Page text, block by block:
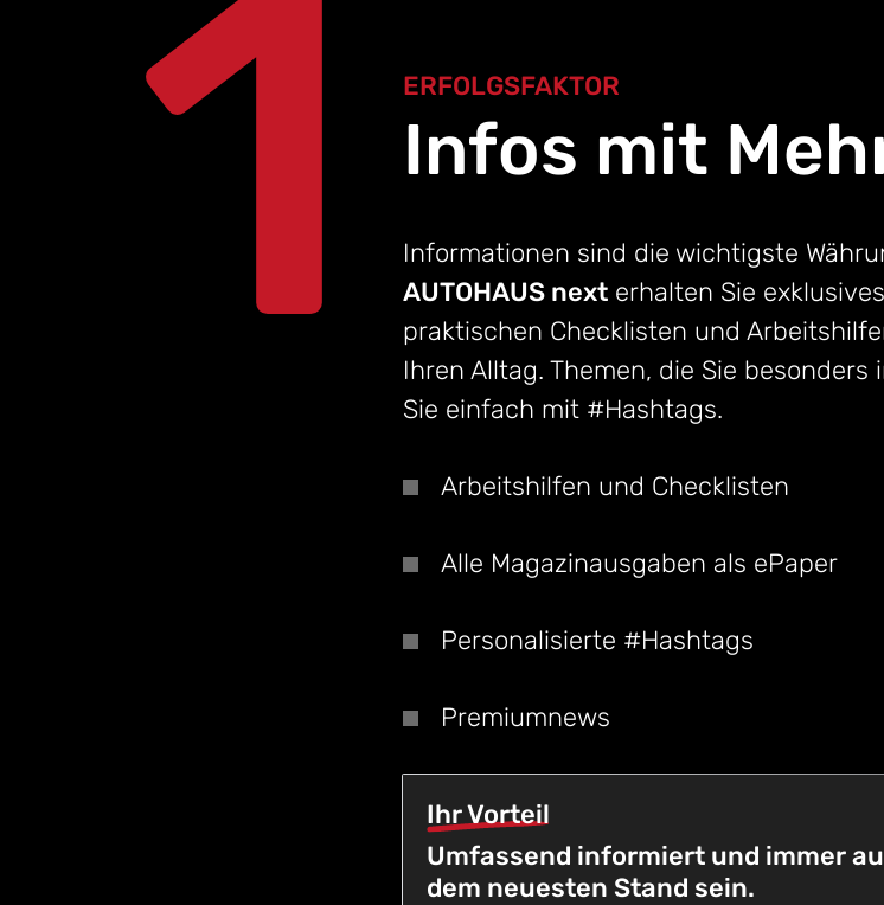
1 ERFOLGSFAKTOR
Infos mit
Informationen sind die wichtigste
AUTOHAUS next erhalten Sie
praktischen Checklisten und
Ihren Alltag. Themen, die Sie besonders
Sie einfach mit #Hashtags.
Arbeitshilfen und Checklisten
Alle Magazinausgaben als ePaper
Personalisierte #Hashtags
Premiumnews
Ihr Vorteil
Umfassend informiert und immer
dem neuesten Stand sein.